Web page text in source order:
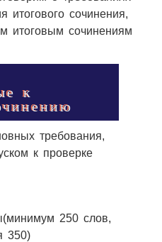
итогового сочинения,
итоговым сочинениям
к
требования,
к проверке
250 слов,
350)